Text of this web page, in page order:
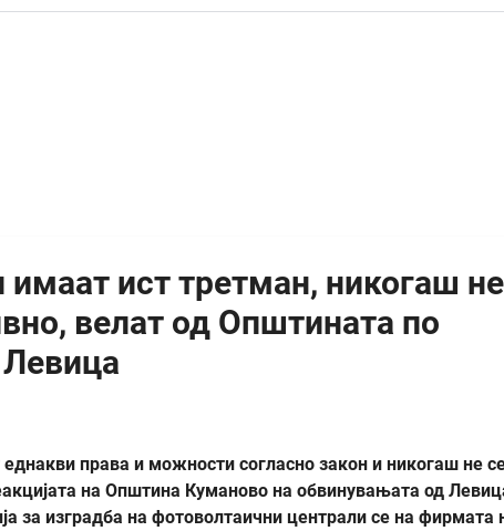
имаат ист третман, никогаш
велат од Општината по
права и можности согласно закон и никогаш не
на Општина Куманово на обвинувањата од
за изградба на фотоволтаични централи се на фирмата